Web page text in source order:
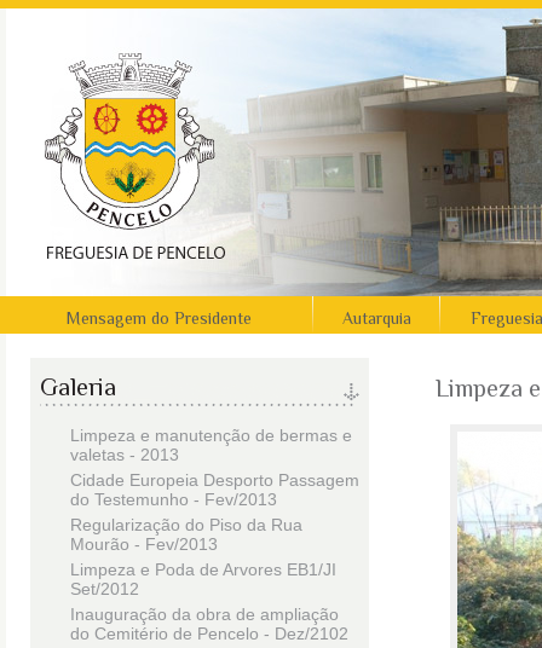
Mensagem do Presidente Autarquia Freguesia
Galeria
Limpeza e manutenção de bermas e
valetas - 2013
Cidade Europeia Desporto Passagem
do Testemunho - Fev/2013
Regularização do Piso da Rua
Mourão - Fev/2013
Limpeza e Poda de Arvores EB1/JI
Set/2012
Inauguração da obra de ampliação
do Cemitério de Pencelo - Dez/2102
Limpeza